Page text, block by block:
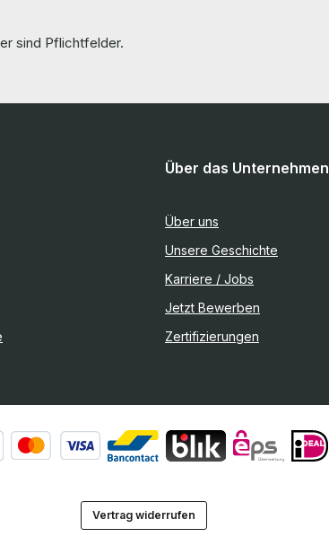
sind Pflichtfelder.
Über das Unternehmen
Über uns
Unsere Geschichte
Karriere / Jobs
Jetzt Bewerben
Zertifizierungen
Vertrag widerrufen